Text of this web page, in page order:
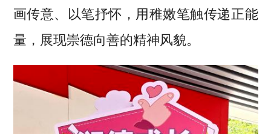
画传意、以笔抒怀，用稚嫩笔触传递正能
量，展现崇德向善的精神风貌。